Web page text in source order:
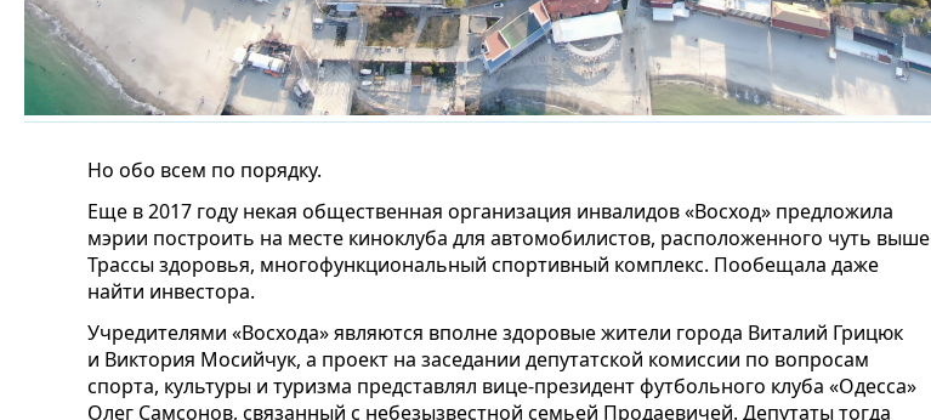
Но обо всем по порядку.
Еще в 2017 году некая общественная организация инвалидов «Восход» предложила
мэрии построить на месте киноклуба для автомобилистов, расположенного чуть выше
Трассы здоровья, многофункциональный спортивный комплекс. Пообещала даже
найти инвестора.
Учредителями «Восхода» являются вполне здоровые жители города Виталий Грицюк
и Виктория Мосийчук, а проект на заседании депутатской комиссии по вопросам
спорта, культуры и туризма представлял вице-президент футбольного клуба «Одесса»
Олег Самсонов, связанный с небезызвестной семьей Продаевичей. Депутаты тогда